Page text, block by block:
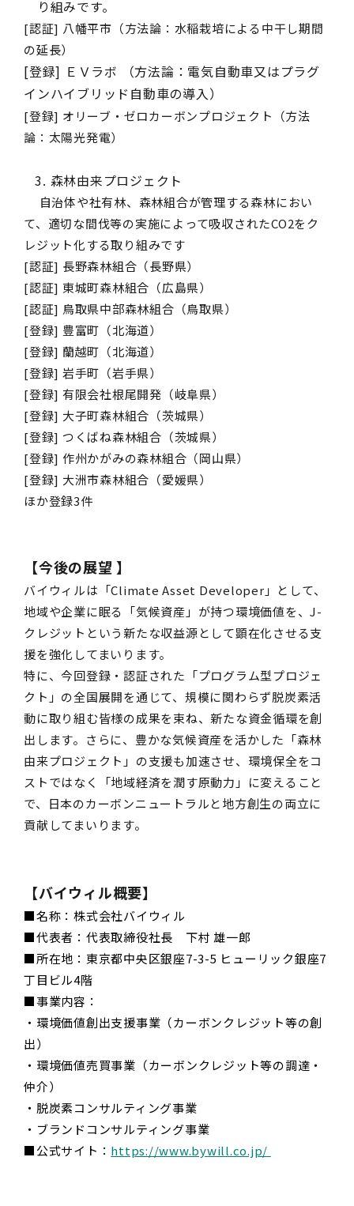
り組みです。
[認証] 八幡平市（方法論：水稲栽培による中干し期間
の延長）
[登録] ＥＶラボ （方法論：電気自動車又はプラグ
インハイブリッド自動車の導入）
[登録] オリーブ・ゼロカーボンプロジェクト（方法
論：太陽光発電）
3. 森林由来プロジェクト
自治体や社有林、森林組合が管理する森林におい
て、適切な間伐等の実施によって吸収されたCO2をク
レジット化する取り組みです
[認証] 長野森林組合（長野県）
[認証] 東城町森林組合（広島県）
[認証] 鳥取県中部森林組合（鳥取県）
[登録] 豊富町（北海道）
[登録] 蘭越町（北海道）
[登録] 岩手町（岩手県）
[登録] 有限会社根尾開発（岐阜県）
[登録] 大子町森林組合 （茨城県）
[登録] つくばね森林組合（茨城県）
[登録] 作州かがみの森林組合（岡山県）
[登録] 大洲市森林組合（愛媛県）
ほか登録3件
【今後の展望 】
バイウィルは「Climate Asset Developer」として、
地域や企業に眠る「気候資産」が持つ環境価値を、J-
クレジットという新たな収益源として顕在化させる支
援を強化してまいります。
特に、今回登録・認証された「プログラム型プロジェ
クト」の全国展開を通じて、規模に関わらず脱炭素活
動に取り組む皆様の成果を束ね、新たな資金循環を創
出します。さらに、豊かな気候資産を活かした「森林
由来プロジェクト」の支援も加速させ、環境保全をコ
ストではなく「地域経済を潤す原動力」に変えること
で、日本のカーボンニュートラルと地方創生の両立に
貢献してまいります。
【バイウィル概要】
■名称：株式会社バイウィル
■代表者：代表取締役社長 下村 雄一郎
■所在地：東京都中央区銀座7-3-5 ヒューリック銀座7
丁目ビル4階
■事業内容：
・環境価値創出支援事業（カーボンクレジット等の創
出）
・環境価値売買事業（カーボンクレジット等の調達・
仲介）
・脱炭素コンサルティング事業
・ブランドコンサルティング事業
■公式サイト： https://www.bywill.co.jp/